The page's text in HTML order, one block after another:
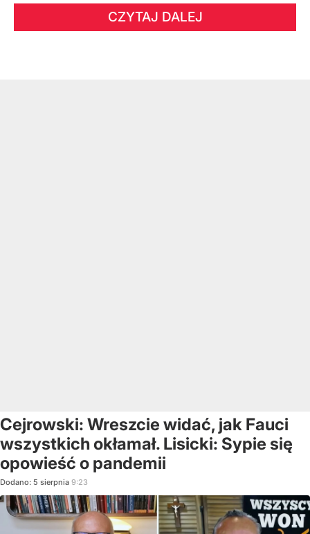
CZYTAJ DALEJ
Cejrowski: Wreszcie widać, jak Fauci
wszystkich okłamał. Lisicki: Sypie się
opowieść o pandemii
Dodano: 5 sierpnia 9:23